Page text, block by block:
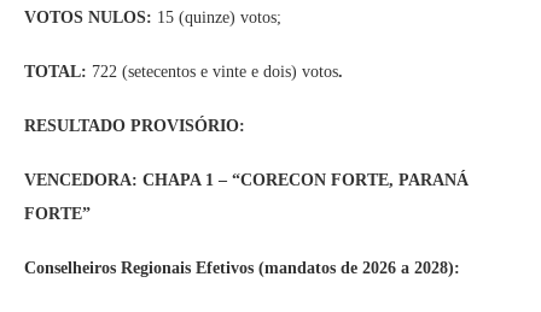
VOTOS NULOS: 15 (quinze) votos;
TOTAL: 722 (setecentos e vinte e dois) votos.
RESULTADO PROVISÓRIO:
VENCEDORA: CHAPA 1 – “CORECON FORTE, PARANÁ
FORTE”
Conselheiros Regionais Efetivos (mandatos de 2026 a 2028):